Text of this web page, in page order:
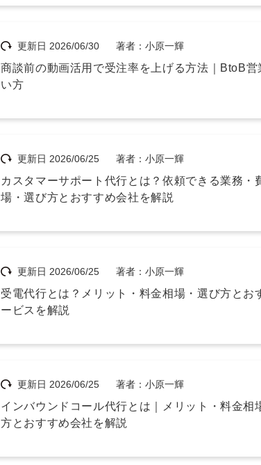
更新日 2026/06/30 著者：小原一輝
商談前の動画活用で受注率を上げる方法｜BtoB営
い方
更新日 2026/06/25 著者：小原一輝
カスタマーサポート代行とは？依頼できる業務・
場・選び方とおすすめ会社を解説
更新日 2026/06/25 著者：小原一輝
受電代行とは？メリット・料金相場・選び方とお
ービスを解説
更新日 2026/06/25 著者：小原一輝
インバウンドコール代行とは｜メリット・料金相
方とおすすめ会社を解説